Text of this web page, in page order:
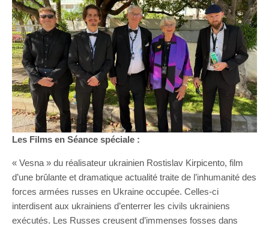
Les Films en Séance spéciale :
« Vesna » du réalisateur ukrainien Rostislav Kirpicento, film
d’une brûlante et dramatique actualité traite de l’inhumanité des
forces armées russes en Ukraine occupée. Celles-ci
interdisent aux ukrainiens d’enterrer les civils ukrainiens
exécutés. Les Russes creusent d’immenses fosses dans